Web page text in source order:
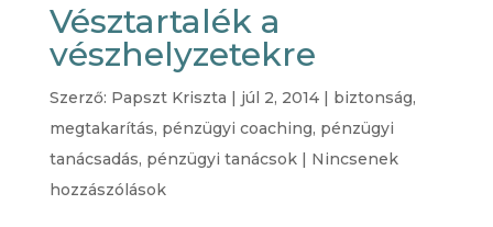
Vésztartalék a
vészhelyzetekre
Szerző: Papszt Kriszta | júl 2, 2014| biztonság,
megtakarítás, pénzügyi coaching, pénzügyi
tanácsadás, pénzügyi tanácsok| Nincsenek
hozzászólások